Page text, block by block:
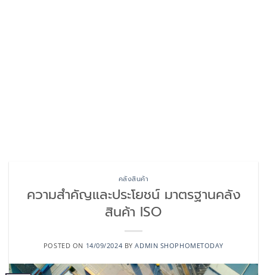
คลังสินค้า
ความสำคัญและประโยชน์ มาตรฐานคลัง
สินค้า ISO
POSTED ON 14/09/2024 BYADMIN SHOPHOMETODAY